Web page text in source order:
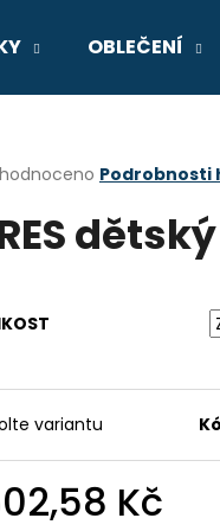
OBLEČENÍ
Podrobnosti
variantu
Kč
HLEDAT
V-STROM 800DE